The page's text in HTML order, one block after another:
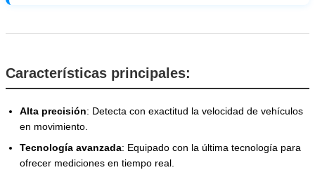
Características principales:
Alta precisión: Detecta con exactitud la velocidad de vehículos
en movimiento.
Tecnología avanzada: Equipado con la última tecnología para
ofrecer mediciones en tiempo real.